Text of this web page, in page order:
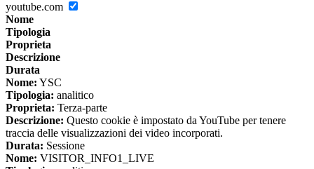
youtube.com
Nome
Tipologia
Proprieta
Descrizione
Durata
Nome: YSC
Tipologia: analitico
Proprieta: Terza-parte
Descrizione: Questo cookie è impostato da YouTube per tenere
traccia delle visualizzazioni dei video incorporati.
Durata: Sessione
Nome: VISITOR_INFO1_LIVE